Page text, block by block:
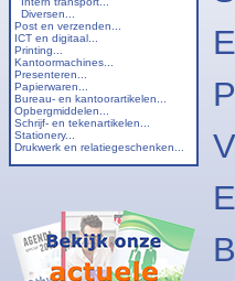
Diversen...
Post en verzenden...
ICT en digitaal...
Printing...
Kantoormachines...
Presenteren...
Papierwaren...
Bureau- en kantoorartikelen...
Opbergmiddelen...
Schrijf- en tekenartikelen...
Stationery...
Drukwerk en relatiegeschenken...